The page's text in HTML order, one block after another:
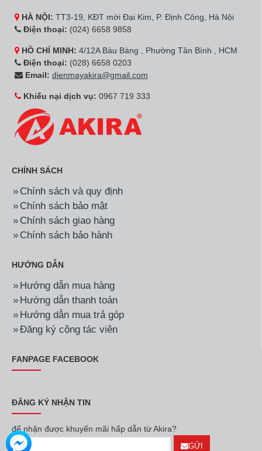
HÀ NỘI: TT3-19, KĐT mới Đại Kim, P. Định Công, Hà Nội
Điện thoại: (024) 6658 9858
HỒ CHÍ MINH: 4/12A Bàu Bàng , Phường Tân Bình , HCM
Điện thoại: (028) 6658 0203
Email: dienmayakira@gmail.com
Khiếu nại dịch vụ: 0967 719 333
CHÍNH SÁCH
Chính sách và quy định
Chính sách bảo mật
Chính sách giao hàng
Chính sách bảo hành
HƯỚNG DẪN
Hướng dẫn mua hàng
Hướng dẫn thanh toán
Hướng dẫn mua trả góp
Đăng ký cộng tác viên
FANPAGE FACEBOOK
ĐĂNG KÝ NHẬN TIN
để nhận được khuyến mãi hấp dẫn từ Akira?
GỬI